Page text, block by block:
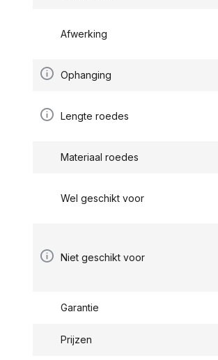
Afwerking
Ophanging
Lengte roedes
Materiaal roedes
Wel geschikt voor
Niet geschikt voor
Garantie
Prijzen